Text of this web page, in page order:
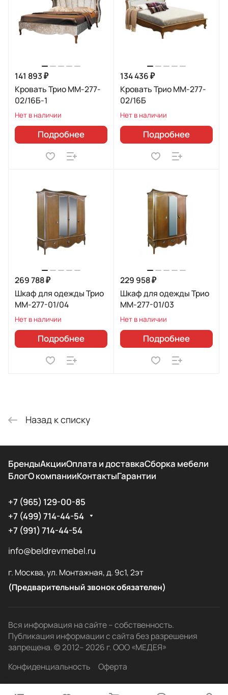
141 893 ₽
Кровать Трио ММ-277-
02/16Б-1
Нет в наличии
Подробнее
134 436 ₽
Кровать Трио ММ-277-
02/16Б
Нет в наличии
Подробнее
269 788 ₽
Шкаф для одежды Трио
ММ-277-01/04
Нет в наличии
Подробнее
229 958 ₽
Шкаф для одежды Трио
ММ-277-01/03
Нет в наличии
Подробнее
Назад к списку
БрендыАкцииОплата и доставкаСборка мебели
БлогО компанииКонтактыГарантии
+7 (965) 129-00-85
+7 (499) 714-44-54
+7 (991) 714-44-54
info@beldrevmebel.ru
г. Москва, ул. Монтажная, д. 9с1, 2эт
(Предварительный звонок обязателен)
Вся информация на сайте – собственность.
Публикация информации с сайта без разрешения
запрещена. © 2012– 2026 г. ООО «МЕДЕЯ»
Конфиденциальность
Оферта